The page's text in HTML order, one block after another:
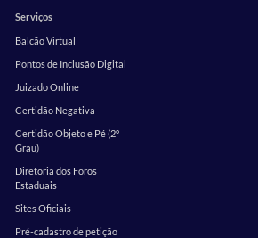
Serviços
Balcão Virtual
Pontos de Inclusão Digital
Juizado Online
Certidão Negativa
Certidão Objeto e Pé (2º
Grau)
Diretoria dos Foros
Estaduais
Sites Oficiais
Pré-cadastro de petição